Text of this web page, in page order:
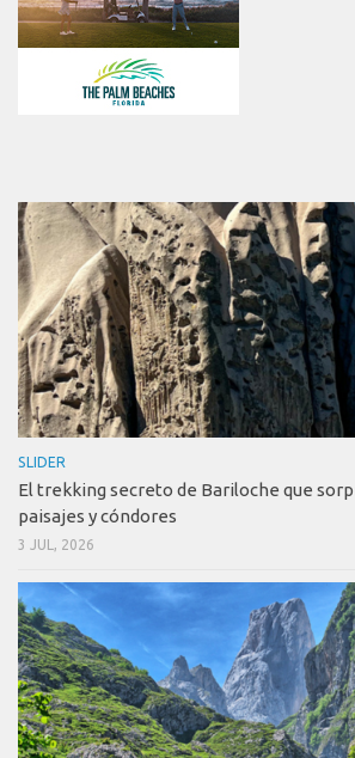
SLIDER
El trekking secreto de Bariloche que
paisajes y cóndores
3 JUL, 2026